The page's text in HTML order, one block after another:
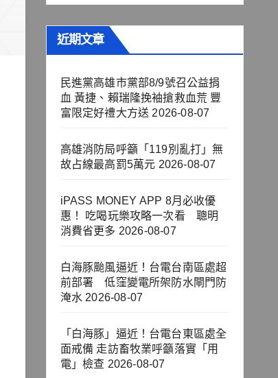
近期文章
民進黨高雄市黨部8/9號召公益捐
血 黃捷、賴瑞隆挽袖搶救血荒 豐
富限定好禮大方送 2026-08-07
高雄消防局呼籲「119別亂打」無
故占線最高罰5萬元 2026-08-07
iPASS MONEY APP 8月必收優
惠！ 吃喝玩樂攻略一次看 聰明
消費省更多 2026-08-07
白海豚颱風逼近！台電台南區處超
前部署 低窪變電所架防水閘門防
淹水 2026-08-07
「白海豚」逼近！台電台東區處全
面戒備 走訪畜牧業呼籲落實「用
電」檢查 2026-08-07